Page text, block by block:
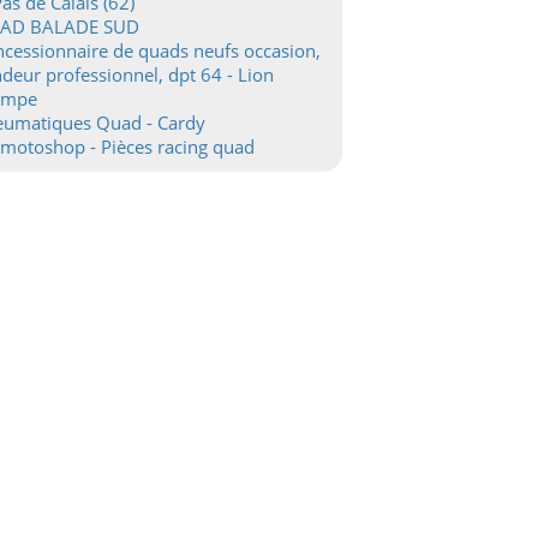
BALADE SUD
de quads neufs occasion,
professionnel, dpt 64 - Lion
Quad - Cardy
- Pièces racing quad